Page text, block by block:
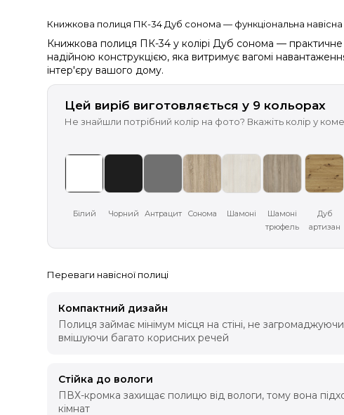
Книжкова полиця ПК-34 Дуб сонома — функціональна
Книжкова полиця ПК-34 у колірі Дуб сонома — практичне
надійною конструкцією, яка витримує вагомі
інтер'єру вашого дому.
Цей виріб виготовляється у 9 кольорах
Не знайшли потрібний колір на фото? Вкажіть колір у
Білий Чорний Антрацит Сонома Шамоні
Шамоні
трюфель
Дуб
артизан
Переваги навісної полиці
Компактний дизайн
Полиця займає мінімум місця на стіні, не
вмішуючи багато корисних речей
Стійка до вологи
ПВХ-кромка захищає полицю від вологи, тому вона
кімнат